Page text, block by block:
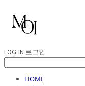
LOG IN 로그인
HOME